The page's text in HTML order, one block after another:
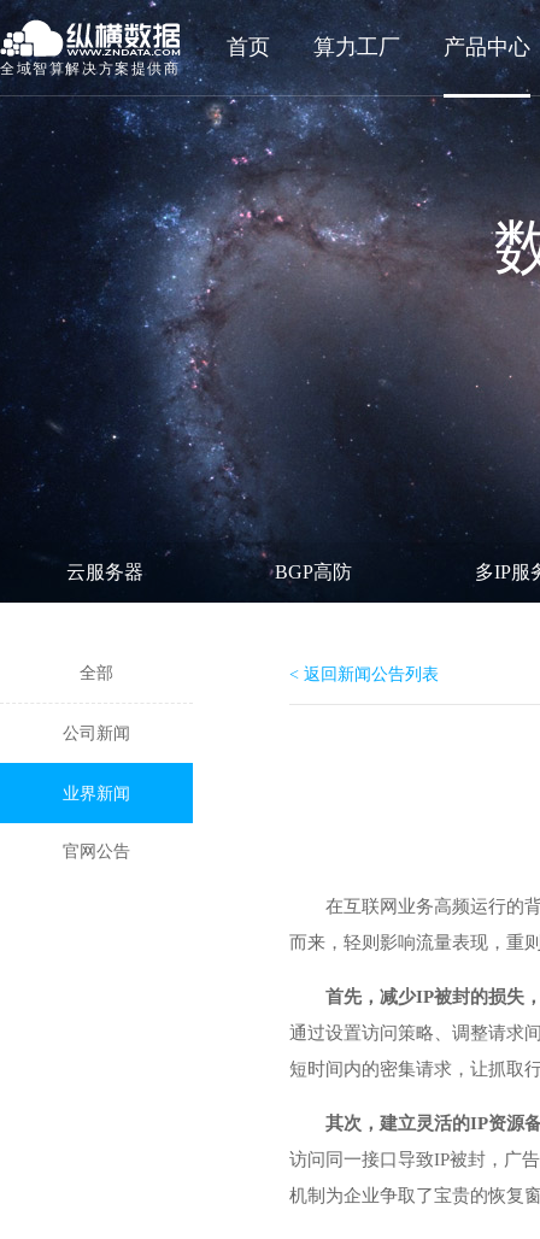
全域智算解决方案提供商
首页 算力工厂 产品中心
云服务器 BGP高防 多IP服
全部
公司新闻
业界新闻
官网公告
< 返回新闻公告列表
在互联网业务高频运行的
而来，轻则影响流量表现，重
首先，减少IP被封的损失
通过设置访问策略、调整请求
短时间内的密集请求，让抓取
其次，建立灵活的IP资源
访问同一接口导致IP被封，广
机制为企业争取了宝贵的恢复